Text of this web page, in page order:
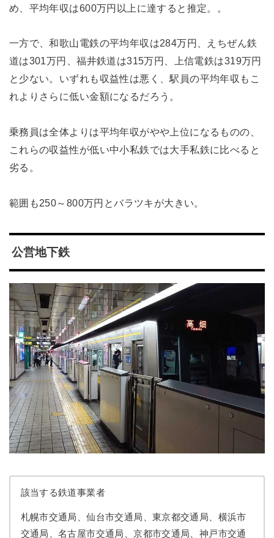
め、平均年収は600万円以上に達すると推定。。
一方で、和歌山電鉄の平均年収は284万円、えちぜん鉄
道は301万円、福井鉄道は315万円、上信電鉄は319万円
と少ない。いずれも収益性は悪く、駅員の平均年収もこ
れよりさらに低い金額になるだろう。
乗務員は全体よりは平均年収がやや上位になるものの、
これらの収益性が低い中小私鉄では大手私鉄に比べると
劣る。
範囲も250～800万円とバラツキが大きい。
公営地下鉄
該当する鉄道事業者
札幌市交通局、仙台市交通局、東京都交通局、横浜市
交通局、名古屋市交通局、京都市交通局、神戸市交通